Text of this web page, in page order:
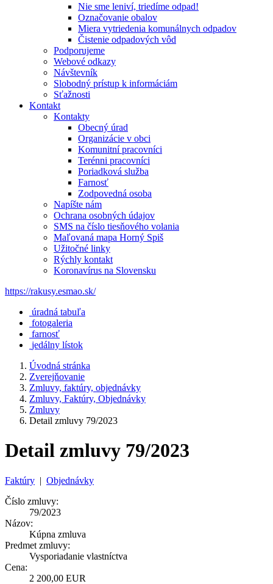
Nie sme leniví, triedíme odpad!
Označovanie obalov
Miera vytriedenia komunálnych odpadov
Čistenie odpadových vôd
Podporujeme
Webové odkazy
Návštevník
Slobodný prístup k informáciám
Sťažnosti
Kontakt
Kontakty
Obecný úrad
Organizácie v obci
Komunitní pracovníci
Terénni pracovníci
Poriadková služba
Farnosť
Zodpovedná osoba
Napíšte nám
Ochrana osobných údajov
SMS na číslo tiesňového volania
Maľovaná mapa Horný Spiš
Užitočné linky
Rýchly kontakt
Koronavírus na Slovensku
https://rakusy.esmao.sk/
úradná tabuľa
fotogaleria
farnosť
jedálny lístok
Úvodná stránka
Zverejňovanie
Zmluvy, faktúry, objednávky
Zmluvy, Faktúry, Objednávky
Zmluvy
Detail zmluvy 79/2023
Detail zmluvy 79/2023
Faktúry | Objednávky
Číslo zmluvy:
79/2023
Názov:
Kúpna zmluva
Predmet zmluvy:
Vysporiadanie vlastníctva
Cena:
2 200,00 EUR